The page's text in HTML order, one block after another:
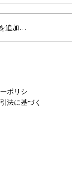
スクリーニング🧼
追加…
ポリシ
法に基づく